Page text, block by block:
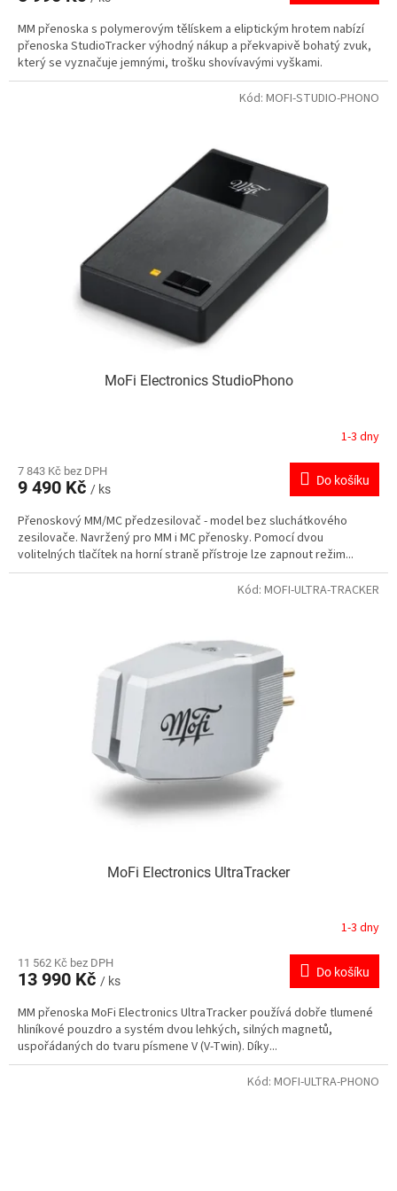
MM přenoska s polymerovým tělískem a eliptickým hrotem nabízí
přenoska StudioTracker výhodný nákup a překvapivě bohatý zvuk,
který se vyznačuje jemnými, trošku shovívavými vyškami.
MoFi Electronics StudioPhono
1-3 dny
7 843 Kč bez DPH
9 490 Kč / ks
Do košíku
Přenoskový MM/MC předzesilovač - model bez sluchátkového
zesilovače. Navržený pro MM i MC přenosky. Pomocí dvou
volitelných tlačítek na horní straně přístroje lze zapnout režim...
Kód: MOFI-STUDIO-PHONO
MoFi Electronics UltraTracker
1-3 dny
11 562 Kč bez DPH
13 990 Kč / ks
Do košíku
MM přenoska MoFi Electronics UltraTracker používá dobře tlumené
hliníkové pouzdro a systém dvou lehkých, silných magnetů,
uspořádaných do tvaru písmene V (V-Twin). Díky...
Kód: MOFI-ULTRA-TRACKER
Kód: MOFI-ULTRA-PHONO